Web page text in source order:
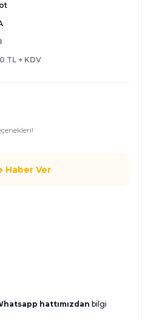
TL + KDV
Haber Ver
hattımızdan bilgi